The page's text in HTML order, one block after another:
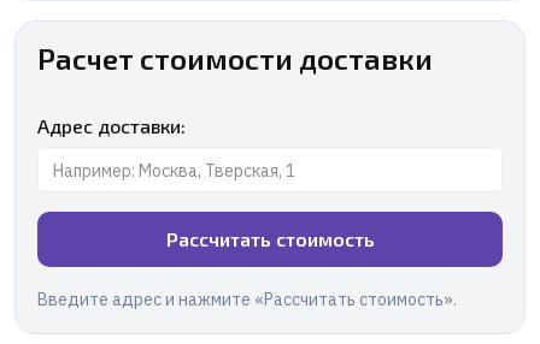
Расчет стоимости доставки
Адрес доставки:
Рассчитать стоимость
Введите адрес и нажмите «Рассчитать стоимость».